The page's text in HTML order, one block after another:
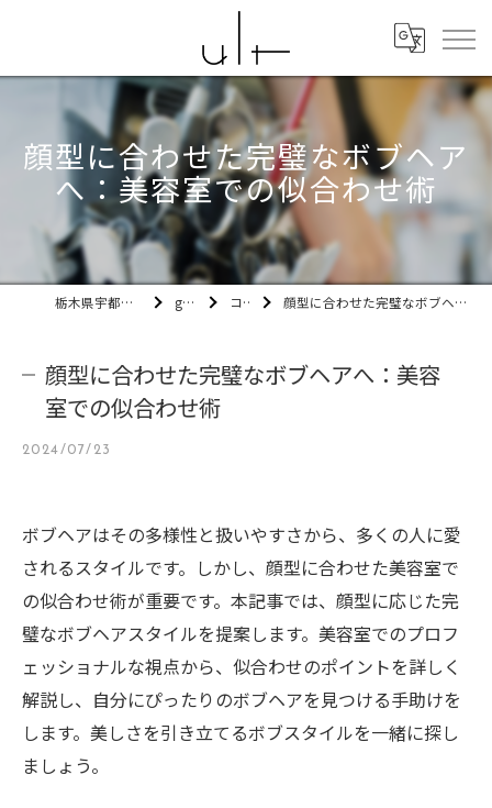
顔型に合わせた完璧なボブヘア
へ：美容室での似合わせ術
栃木県宇都宮市の美容室ult gallery コラム 顔型に合わせた完璧なボブヘアへ：美容室での似合わせ術
顔型に合わせた完璧なボブヘアへ：美容
室での似合わせ術
2024/07/23
ボブヘアはその多様性と扱いやすさから、多くの人に愛
されるスタイルです。しかし、顔型に合わせた美容室で
の似合わせ術が重要です。本記事では、顔型に応じた完
璧なボブヘアスタイルを提案します。美容室でのプロフ
ェッショナルな視点から、似合わせのポイントを詳しく
解説し、自分にぴったりのボブヘアを見つける手助けを
します。美しさを引き立てるボブスタイルを一緒に探し
ましょう。